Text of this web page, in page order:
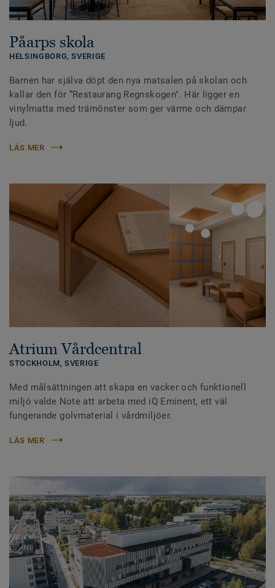
Påarps skola
HELSINGBORG, SVERIGE
Barnen har själva döpt den nya matsalen på skolan och
kallar den för “Restaurang Regnskogen". Här ligger en
vinylmatta med trämönster som ger värme och dämpar
ljud.
LÄS MER
Atrium Vårdcentral
STOCKHOLM, SVERIGE
Med målsättningen att skapa en vacker och funktionell
miljö valde Note att arbeta med iQ Eminent, ett väl
fungerande golvmaterial i vårdmiljöer.
LÄS MER